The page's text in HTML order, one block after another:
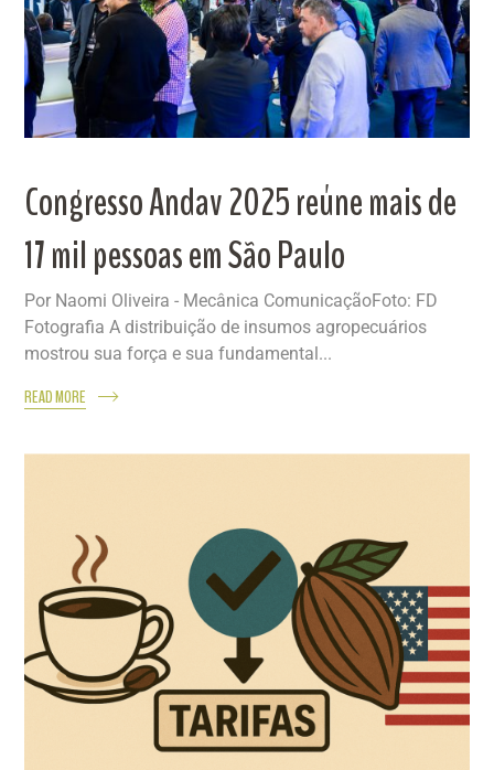
Congresso Andav 2025 reúne mais de
17 mil pessoas em São Paulo
Por Naomi Oliveira - Mecânica ComunicaçãoFoto: FD
Fotografia A distribuição de insumos agropecuários
mostrou sua força e sua fundamental...
READ MORE